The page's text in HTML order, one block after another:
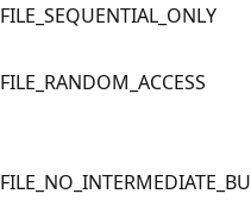
FILE_SEQUENTIAL_ONLY
FILE_RANDOM_ACCESS